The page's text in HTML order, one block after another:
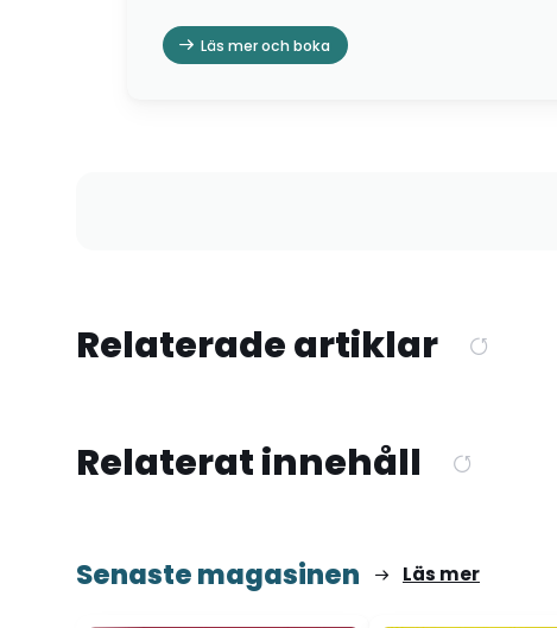
Läs mer och boka
Relaterade artiklar
Relaterat innehåll
Senaste magasinen Läs mer